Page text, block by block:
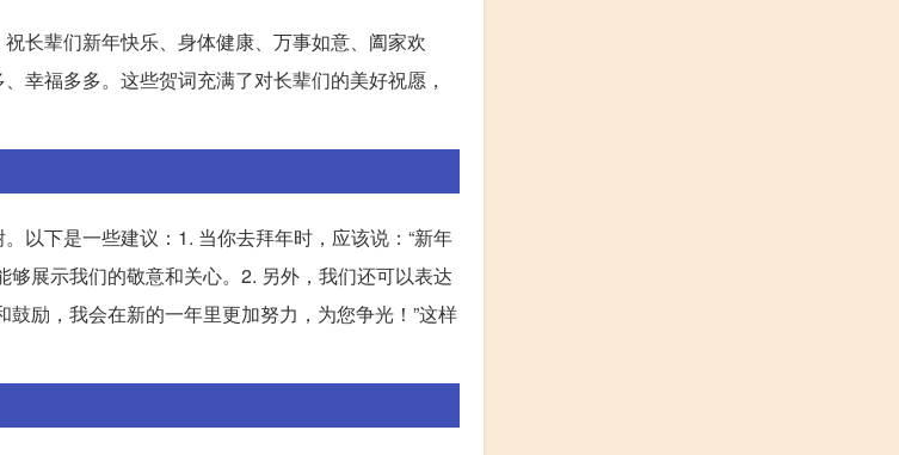
长辈们新年快乐、身体健康、万事如意、阖家欢
福多多。这些贺词充满了对长辈们的美好祝愿，
以下是一些建议：1. 当你去拜年时，应该说：“新年
展示我们的敬意和关心。2. 另外，我们还可以表达
励，我会在新的一年里更加努力，为您争光！”这样